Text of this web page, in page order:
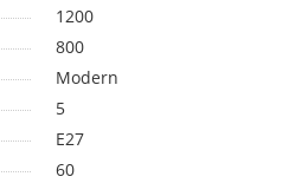
1200
800
Modern
5
E27
60